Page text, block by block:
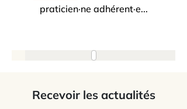
praticien·ne adhérent·e...
Recevoir les actualités